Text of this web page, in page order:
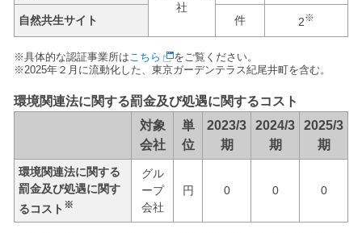
社
自然共生サイト 件 2※
※具体的な認証事業所はこちら
をご覧ください。
※2025年２月に流動化した、東京ガーデンテラス紀尾井町を含む。
環境関連法に関する罰金及び処遇に関するコスト
対象
会社
単
位
2023/3
期
2024/3
期
2025/3
期
環境関連法に関する
罰金及び処遇に関す
るコスト ※
グル
ープ
会社
円 0 0 0